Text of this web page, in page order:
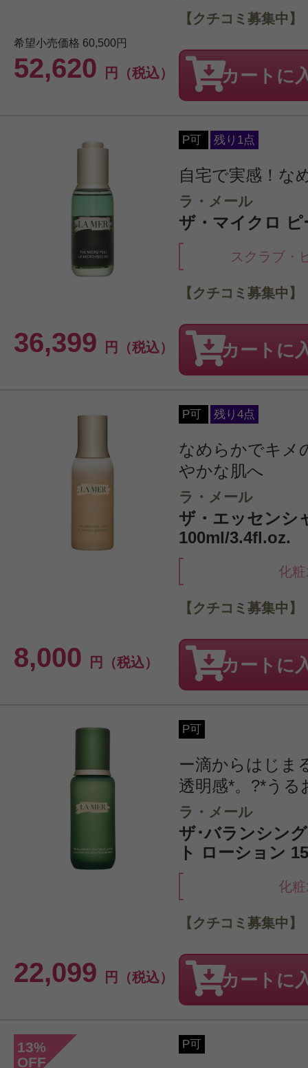
希望小売価格 60,500円
52,620 円（税込）
【クチコミ募集中】
カートに
P可 残り1点
自宅で実感！な
ラ・メール
ザ・マイクロ ピ
スクラブ・
36,399 円（税込）
【クチコミ募集中】
カートに
P可 残り4点
なめらかでキメ
やかな肌へ
ラ・メール
ザ・エッセンシ
100ml/3.4fl.oz.
化
8,000 円（税込）
【クチコミ募集中】
カートに
P可
ー滴からはじま
透明感*。?*うる
ラ・メール
ザ･バランシン
ト ローション
化
22,099 円（税込）
【クチコミ募集中】
カートに
13%
OFF
P可